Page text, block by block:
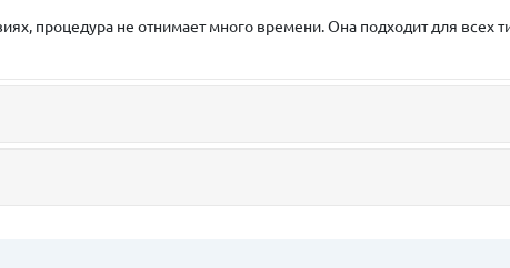
процедура не отнимает много времени. Она подходит для